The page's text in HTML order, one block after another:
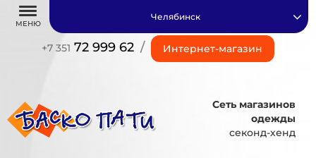
МЕНЮ
+7 351 72 999 62 / Интернет-магазин
Челябинск
Сеть магазинов
одежды
секонд-хенд